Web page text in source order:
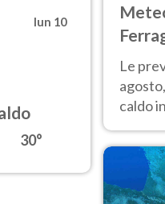
lun 10
30°
Nord
Le
caldo
Nord.